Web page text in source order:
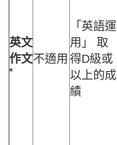
英文
作文
*
不適用
「英語運
用」 取
得D級或
以上的成
績